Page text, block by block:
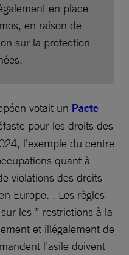
en place
en raison de
sur la protection
votait un Pacte
pour les droits des
l’exemple du centre
quant à
violations des droits
Europe. . Les règles
les ” restrictions à la
et illégalement de
l’asile doivent